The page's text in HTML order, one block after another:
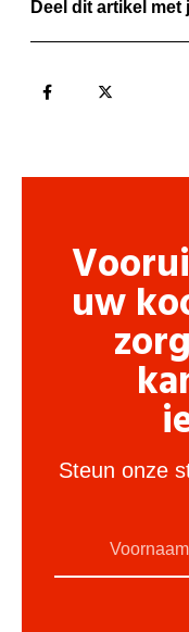
Deel dit artikel met
uw
Steun onze